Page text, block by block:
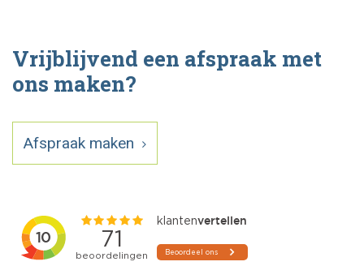
Vrijblijvend een afspraak met
ons maken?
Afspraak maken